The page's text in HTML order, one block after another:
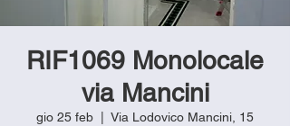
RIF1069 Monolocale
via Mancini
gio 25 feb Via Lodovico Mancini, 15